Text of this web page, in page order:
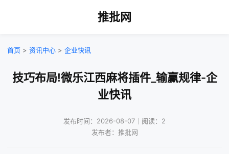
推批网
首页 > 资讯中心 > 企业快讯
技巧布局!微乐江西麻将插件_输赢规律-企
业快讯
发布时间：2026-08-07｜阅读：2
发布者：推批网